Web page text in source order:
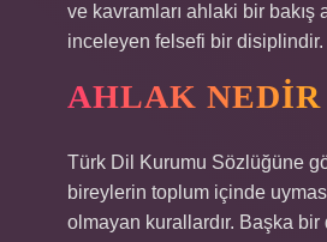
ve kavramları ahlaki bir bakış
inceleyen felsefi bir disiplindir.
AHLAK NEDIR
Türk Dil Kurumu Sözlüğüne
bireylerin toplum içinde
olmayan kurallardır. Başka